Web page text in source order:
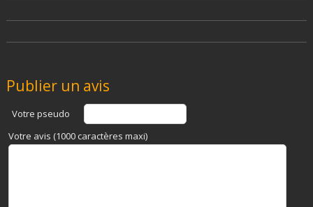
Publier un avis
Votre pseudo
Votre avis (1000 caractères maxi)